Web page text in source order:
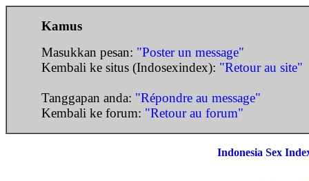
Kamus
Masukkan pesan: "Poster un message"
Kembali ke situs (Indosexindex): "Retour au site"
Tanggapan anda: "Répondre au message"
Kembali ke forum: "Retour au forum"
Indonesia Sex